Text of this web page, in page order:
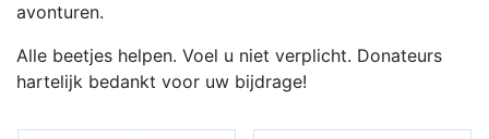
avonturen.
Alle beetjes helpen. Voel u niet verplicht. Donateurs
hartelijk bedankt voor uw bijdrage!